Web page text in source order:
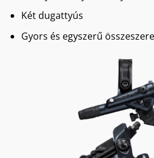
Két dugattyús
Gyors és egyszerű